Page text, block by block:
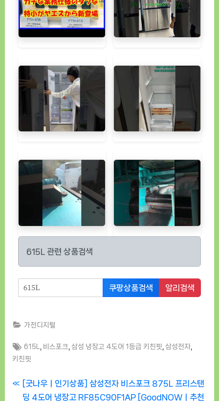
615L 관련 상품검색
쿠팡상품검색 알리검색
가전디지털
Tags:
615L 비스포크 ,삼성 냉장고 4도어 1등급 키친핏 ,삼성전자
키친핏
글P
r
[굿나우ㅣ인기상품] 삼성전자 비스포크 875L 프리스탠
딩 4도어 냉장고 RF85C90F1AP [GoodNOWㅣ추천